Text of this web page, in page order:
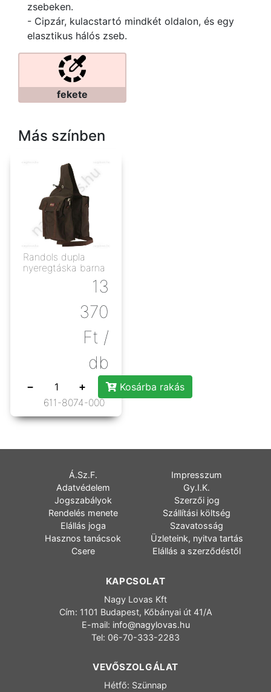
zsebeken.
- Cipzár, kulacstartó mindkét oldalon, és egy
elasztikus hálós zseb.
fekete
Más színben
Randols dupla
nyeregtáska barna
13
370
Ft /
db
− +
Kosárba rakás
611-8074-000
Á.Sz.F.
Impresszum
Adatvédelem
Gy.I.K.
Jogszabályok
Szerzői jog
Rendelés menete
Szállítási költség
Elállás joga
Szavatosság
Hasznos tanácsok
Üzleteink, nyitva tartás
Csere
Elállás a szerződéstől
KAPCSOLAT
Nagy Lovas Kft
Cím: 1101 Budapest, Kőbányai út 41/A
E-mail: info@nagylovas.hu
Tel: 06-70-333-2283
VEVŐSZOLGÁLAT
Hétfő: Szünnap